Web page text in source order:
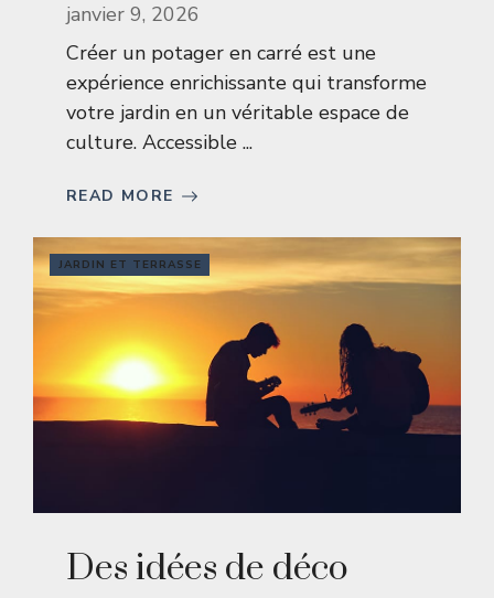
janvier 9, 2026
Créer un potager en carré est une
expérience enrichissante qui transforme
votre jardin en un véritable espace de
culture. Accessible ...
READ MORE
JARDIN ET TERRASSE
Des idées de déco